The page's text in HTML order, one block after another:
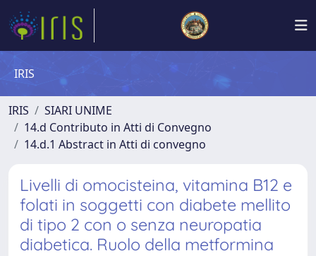
IRIS
IRIS
SIARI UNIME
14.d Contributo in Atti di Convegno
14.d.1 Abstract in Atti di convegno
Livelli di omocisteina, vitamina B12 e
folati in soggetti con diabete mellito
di tipo 2 con o senza neuropatia
diabetica. Ruolo della metformina